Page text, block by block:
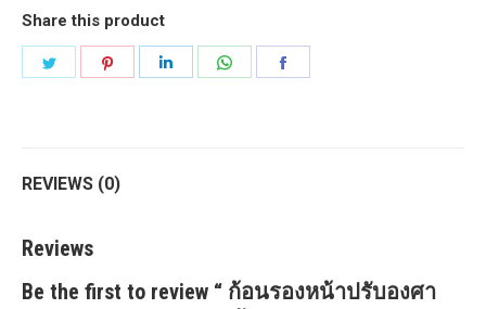
(46mm)
สี
เหลือง
Share this product
REVIEWS (0)
Reviews
Be the first to review “ ก้อนรองหน้าปรับองศา